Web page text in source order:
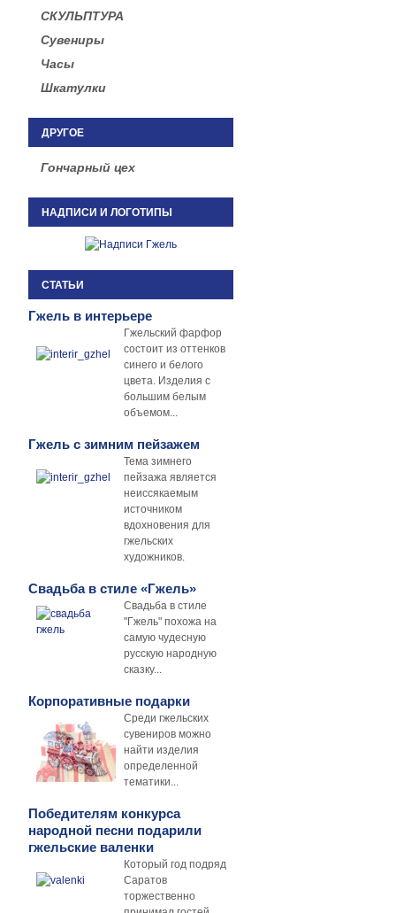
СКУЛЬПТУРА
Сувениры
Часы
Шкатулки
ДРУГОЕ
Гончарный цех
НАДПИСИ И ЛОГОТИПЫ
СТАТЬИ
Гжель в интерьере
Гжельский фарфор
состоит из оттенков
синего и белого
цвета. Изделия с
большим белым
объемом...
Гжель с зимним пейзажем
Тема зимнего
пейзажа является
неиссякаемым
источником
вдохновения для
гжельских
художников.
Свадьба в стиле «Гжель»
Свадьба в стиле
"Гжель" похожа на
самую чудесную
русскую народную
сказку...
Корпоративные подарки
Среди гжельских
сувениров можно
найти изделия
определенной
тематики...
Победителям конкурса
народной песни подарили
гжельские валенки
Который год подряд
Саратов
торжественно